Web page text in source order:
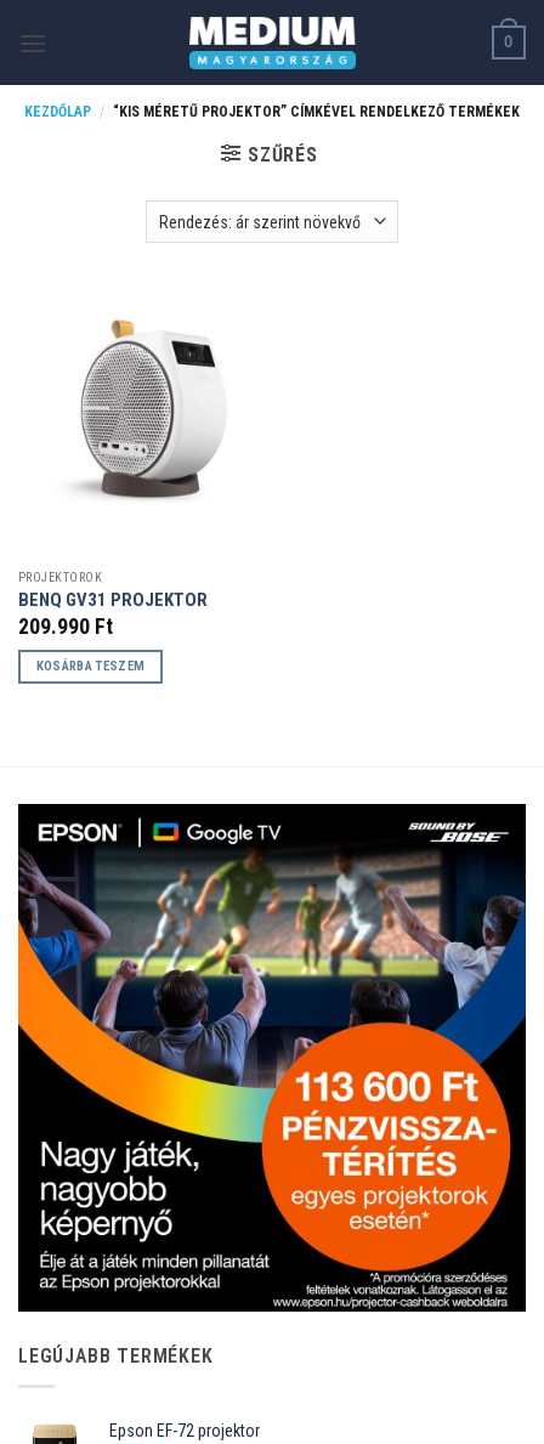
0
KEZDŐLAP / “KIS MÉRETŰ PROJEKTOR” CÍMKÉVEL RENDELKEZŐ TERMÉKEK
SZŰRÉS
PROJEKTOROK
BENQ GV31 PROJEKTOR
209.990 Ft
KOSÁRBA TESZEM
LEGÚJABB TERMÉKEK
Epson EF-72 projektor